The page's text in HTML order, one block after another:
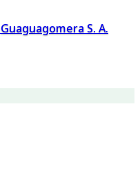
Guaguagomera S. A.